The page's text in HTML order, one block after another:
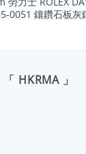
0051 鑲鑽石板灰
「 HKRMA 」